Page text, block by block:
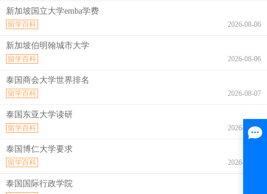
新加坡国立大学emba学费
2026-08-06
留学百科
新加坡伯明翰城市大学
2026-08-06
留学百科
泰国商会大学世界排名
2026-08-07
留学百科
泰国东亚大学读研
2026-08-07
留学百科
泰国博仁大学要求
2026-08-07
留学百科
泰国国际行政学院